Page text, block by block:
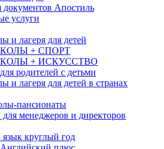
документов Апостиль
услуги
и лагеря для детей
+ СПОРТ
+ ИСКУССТВО
родителей с детьми
и лагеря для детей в странах
пансионаты
менеджеров и директоров
круглый год